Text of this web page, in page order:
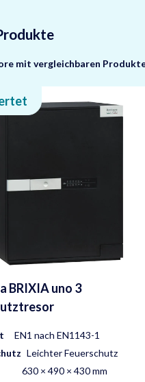
mit vergleichbaren
BRIXIA uno 3
EN1 nach EN1143-1
Leichter Feuerschutz
630 × 490 × 430 mm